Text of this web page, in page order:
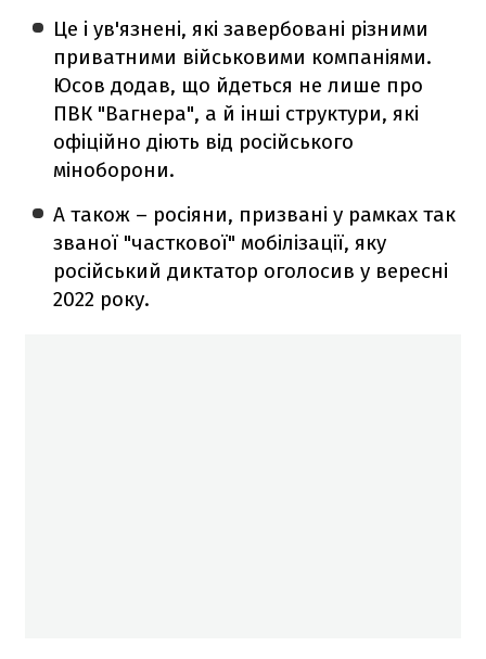
Це і ув'язнені, які завербовані різними
приватними військовими компаніями.
Юсов додав, що йдеться не лише про
ПВК "Вагнера", а й інші структури, які
офіційно діють від російського
міноборони.
А також – росіяни, призвані у рамках так
званої "часткової" мобілізації, яку
російський диктатор оголосив у вересні
2022 року.